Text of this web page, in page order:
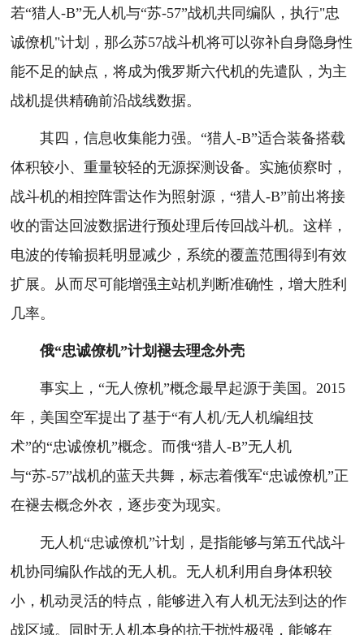
若“猎人-B”无人机与“苏-57”战机共同编队，执行"忠
诚僚机"计划，那么苏57战斗机将可以弥补自身隐身性
能不足的缺点，将成为俄罗斯六代机的先遣队，为主
战机提供精确前沿战线数据。
其四，信息收集能力强。“猎人-B”适合装备搭载
体积较小、重量较轻的无源探测设备。实施侦察时，
战斗机的相控阵雷达作为照射源，“猎人-B”前出将接
收的雷达回波数据进行预处理后传回战斗机。这样，
电波的传输损耗明显减少，系统的覆盖范围得到有效
扩展。从而尽可能增强主站机判断准确性，增大胜利
几率。
俄“忠诚僚机”计划褪去理念外壳
事实上，“无人僚机”概念最早起源于美国。2015
年，美国空军提出了基于“有人机/无人机编组技
术”的“忠诚僚机”概念。而俄“猎人-B”无人机
与“苏-57”战机的蓝天共舞，标志着俄军“忠诚僚机”正
在褪去概念外衣，逐步变为现实。
无人机“忠诚僚机”计划，是指能够与第五代战斗
机协同编队作战的无人机。无人机利用自身体积较
小，机动灵活的特点，能够进入有人机无法到达的作
战区域。同时无人机本身的抗干扰性极强，能够在